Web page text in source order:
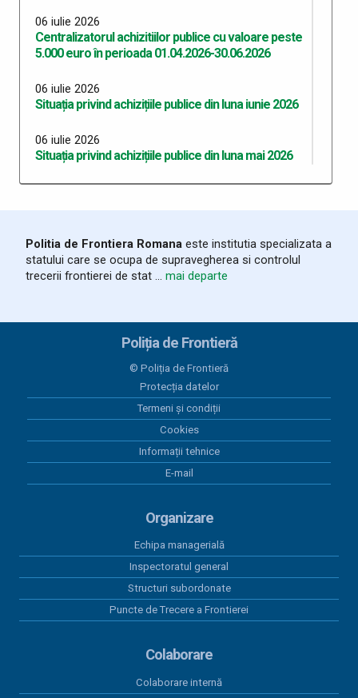
06 iulie 2026
Centralizatorul achizitiilor publice cu valoare peste
5.000 euro în perioada 01.04.2026-30.06.2026
06 iulie 2026
Situația privind achizițiile publice din luna iunie 2026
06 iulie 2026
Situația privind achizițiile publice din luna mai 2026
06 iulie 2026
Situația privind achizițiile publice din luna martie
2026
Program Anual Achiziții Publice 2026 - versiunea 06
Programul Anual al Achizițiilor Publice 2026 -
Centralizatorul achizițiilor publice finalizate prin
încheieri de contracte cu valoare peste 5.000 euro
în perioada 01.01.2026-31.03.2026
Program anual achiziții publice 2026 - versiunea 01
Program anual achiziții publice 2026 - versiunea 04
Politia de Frontiera Romana este institutia specializata a
statului care se ocupa de supravegherea si controlul
trecerii frontierei de stat ... mai departe
Poliția de Frontieră
© Poliția de Frontieră
Protecția datelor
Termeni și condiții
Cookies
Informații tehnice
E-mail
Organizare
Echipa managerială
Inspectoratul general
Structuri subordonate
Puncte de Trecere a Frontierei
Colaborare
Colaborare internă